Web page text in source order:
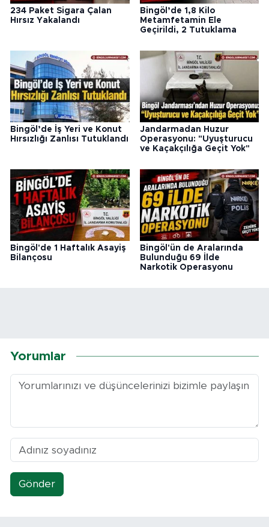
234 Paket Sigara Çalan
Hırsız Yakalandı
Bingöl’de 1,8 Kilo
Metamfetamin Ele
Geçirildi, 2 Tutuklama
Bingöl’de İş Yeri ve Konut
Hırsızlığı Zanlısı Tutuklandı
Jandarmadan Huzur
Operasyonu: "Uyuşturucu
ve Kaçakçılığa Geçit Yok"
Bingöl'de 1 Haftalık Asayiş
Bilançosu
Bingöl'ün de Aralarında
Bulunduğu 69 İlde
Narkotik Operasyonu
Yorumlar
Gönder